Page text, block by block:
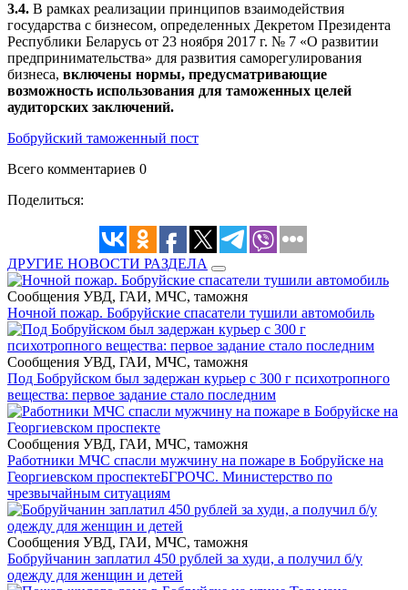
3.4. В рамках реализации принципов взаимодействия
государства с бизнесом, определенных Декретом Президента
Республики Беларусь от 23 ноября 2017 г. № 7 «О развитии
предпринимательства» для развития саморегулирования
бизнеса, включены нормы, предусматривающие
возможность использования для таможенных целей
аудиторских заключений.
Бобруйский таможенный пост
Всего комментариев 0
Поделиться:
ДРУГИЕ НОВОСТИ РАЗДЕЛА
Сообщения УВД, ГАИ, МЧС, таможня
Ночной пожар. Бобруйские спасатели тушили автомобиль
Сообщения УВД, ГАИ, МЧС, таможня
Под Бобруйском был задержан курьер с 300 г психотропного
вещества: первое задание стало последним
Сообщения УВД, ГАИ, МЧС, таможня
Работники МЧС спасли мужчину на пожаре в Бобруйске на
Георгиевском проспектеБГРОЧС. Министерство по
чрезвычайным ситуациям
Сообщения УВД, ГАИ, МЧС, таможня
Бобруйчанин заплатил 450 рублей за худи, а получил б/у
одежду для женщин и детей